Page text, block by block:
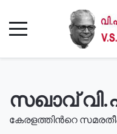
സഖാവ്
കേരളത്തിൻറെ